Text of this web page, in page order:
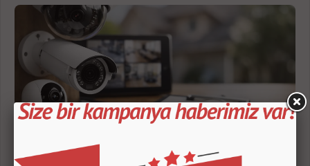
Güvenlik kamerası seçerken çözünürlük, gece görüşü, kayıt